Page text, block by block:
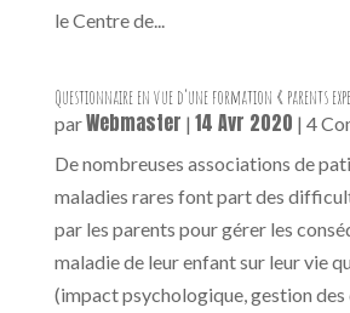
le Centre de...
Questionnaire en vue d’une formation « parents
parWebmaster | 14 Avr 2020 | 4
De nombreuses associations de
maladies rares font part des
par les parents pour gérer les
maladie de leur enfant sur leur vie
(impact psychologique, gestion des